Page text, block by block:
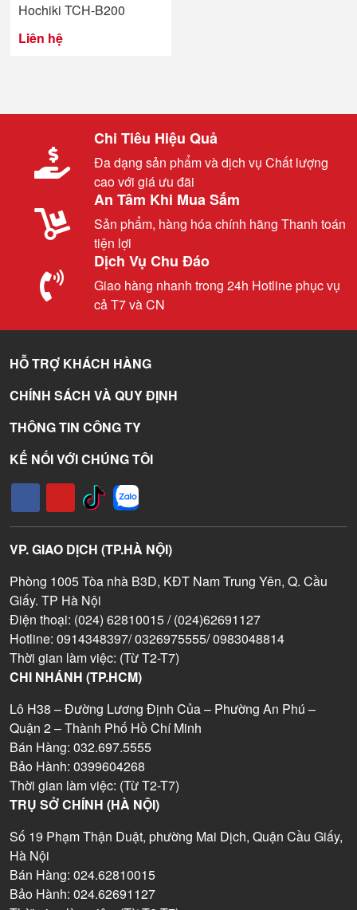
Hochiki TCH-B200
Liên hệ
Chi Tiêu Hiệu Quả
Đa dạng sản phẩm và dịch vụ Chất lượng
cao với giá ưu đãi
An Tâm Khi Mua Sắm
Sản phẩm, hàng hóa chính hãng Thanh toán
tiện lợi
Dịch Vụ Chu Đáo
Giao hàng nhanh trong 24h Hotline phục vụ
cả T7 và CN
HỖ TRỢ KHÁCH HÀNG
CHÍNH SÁCH VÀ QUY ĐỊNH
THÔNG TIN CÔNG TY
KẾ NỐI VỚI CHÚNG TÔI
VP. GIAO DỊCH (TP.HÀ NỘI)
Phòng 1005 Tòa nhà B3D, KĐT Nam Trung Yên, Q. Cầu
Giấy. TP Hà Nội
Điện thoại: (024) 62810015 / (024)62691127
Hotline: 0914348397/ 0326975555/ 0983048814
Thời gian làm việc: (Từ T2-T7)
CHI NHÁNH (TP.HCM)
Lô H38 – Đường Lương Định Của – Phường An Phú –
Quận 2 – Thành Phố Hồ Chí Minh
Bán Hàng: 032.697.5555
Bảo Hành: 0399604268
Thời gian làm việc: (Từ T2-T7)
TRỤ SỞ CHÍNH (HÀ NỘI)
Số 19 Phạm Thận Duật, phường Mai Dịch, Quận Cầu Giấy,
Hà Nội
Bán Hàng: 024.62810015
Bảo Hành: 024.62691127